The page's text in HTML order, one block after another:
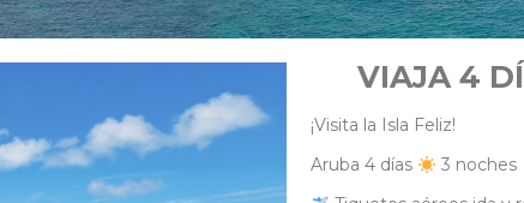
VIAJA 4
¡Visita la Isla Feliz!
Aruba 4 días
3 noches